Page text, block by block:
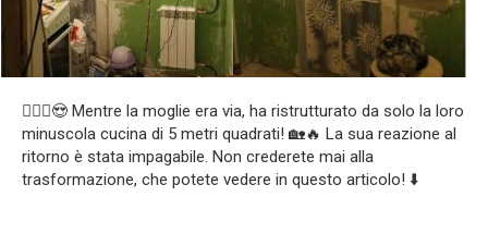
👩‍❤️‍👨😍 Mentre la moglie era via, ha ristrutturato da solo la loro
minuscola cucina di 5 metri quadrati! 🏡🔥 La sua reazione al
ritorno è stata impagabile. Non crederete mai alla
trasformazione, che potete vedere in questo articolo! ⬇️